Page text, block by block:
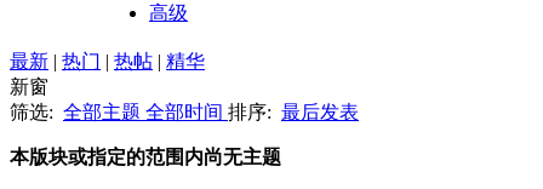
高级
最新 | 热门 | 热帖 | 精华
新窗
筛选: 全部主题 全部时间 排序: 最后发表
本版块或指定的范围内尚无主题